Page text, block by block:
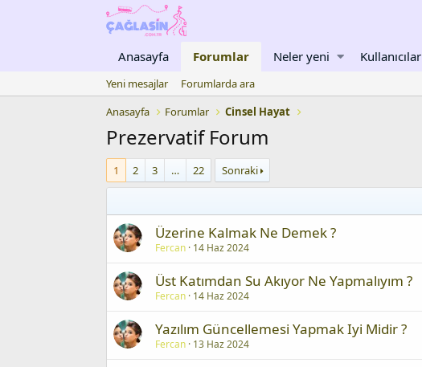
Anasayfa Forumlar Neler yeni Kullanıcılar
Yeni mesajlar
Forumlarda ara
Anasayfa
Forumlar Cinsel Hayat
Prezervatif Forum
1 2 3 … 22 Sonraki
Üzerine Kalmak Ne Demek ?
Fercan 14 Haz 2024
Üst Katımdan Su Akıyor Ne Yapmalıyım ?
Fercan 14 Haz 2024
Yazılım Güncellemesi Yapmak Iyi Midir ?
Fercan 13 Haz 2024